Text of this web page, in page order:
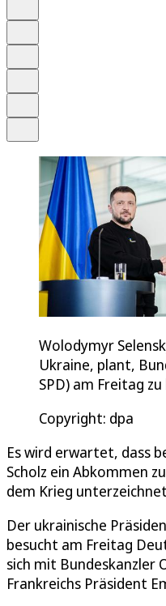
Wolodymyr
Ukraine, plant,
SPD) am Freitag
Copyright: dpa
Es wird erwartet, dass
Scholz ein Abkommen
dem Krieg
Der ukrainische
besucht am Freitag
sich mit Bundeskanzler
Frankreichs Präsident